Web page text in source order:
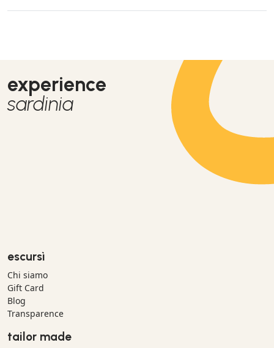
experience
sardinia
escursì
Chi siamo
Gift Card
Blog
Transparence
tailor made